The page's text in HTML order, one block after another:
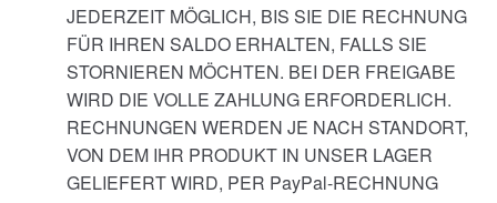
JEDERZEIT MÖGLICH, BIS SIE DIE RECHNUNG
FÜR IHREN SALDO ERHALTEN, FALLS SIE
STORNIEREN MÖCHTEN. BEI DER FREIGABE
WIRD DIE VOLLE ZAHLUNG ERFORDERLICH.
RECHNUNGEN WERDEN JE NACH STANDORT,
VON DEM IHR PRODUKT IN UNSER LAGER
GELIEFERT WIRD, PER PayPal-RECHNUNG